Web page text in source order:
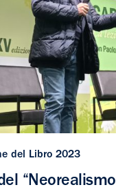
del Libro 2023
“Neorealismo